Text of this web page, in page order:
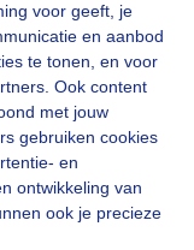
voor geeft, je
en aanbod
te tonen, en voor
Ook content
met jouw
gebruiken cookies
en
ontwikkeling van
ook je precieze